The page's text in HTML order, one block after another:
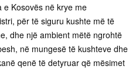
e Kosovës në krye me
për të siguru kushte më të
dhe një ambient mëtë ngrohtë
në mungesë të kushteve dhe
qenë të detyruar që mësimet